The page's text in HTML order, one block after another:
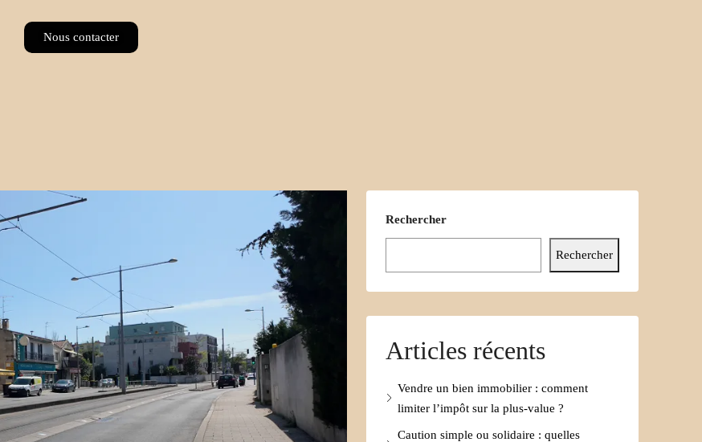
Nous contacter
Rechercher
Rechercher
Articles récents
Vendre un bien immobilier : comment
limiter l’impôt sur la plus-value ?
Caution simple ou solidaire : quelles